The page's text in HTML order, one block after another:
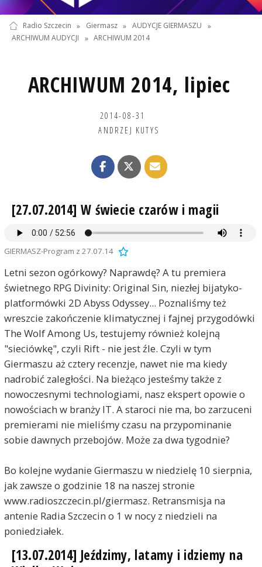
Radio Szczecin » Giermasz » AUDYCJE GIERMASZU
»
ARCHIWUM AUDYCJI
» ARCHIWUM 2014
ARCHIWUM 2014, lipiec
2014-08-31
ANDRZEJ KUTYS
[27.07.2014] W świecie czarów i magii
GIERMASZ-Program z 27.07.14
Letni sezon ogórkowy? Naprawdę? A tu premiera
świetnego RPG Divinity: Original Sin, niezłej bijatyko-
platformówki 2D Abyss Odyssey... Poznaliśmy też
wreszcie zakończenie klimatycznej i fajnej przygodówki
The Wolf Among Us, testujemy również kolejną
"sieciówkę", czyli Rift - nie jest źle. Czyli w tym
Giermaszu aż cztery recenzje, nawet nie ma kiedy
nadrobić zaległości. Na bieżąco jesteśmy także z
nowoczesnymi technologiami, nasz ekspert opowie o
nowościach w branży IT. A staroci nie ma, bo zarzuceni
premierami nie mieliśmy czasu na przypominanie
sobie dawnych przebojów. Może za dwa tygodnie?
Bo kolejne wydanie Giermaszu w niedzielę 10 sierpnia,
jak zawsze o godzinie 18 na naszej stronie
www.radioszczecin.pl/giermasz. Retransmisja na
antenie Radia Szczecin o 1 w nocy z niedzieli na
poniedziałek.
[13.07.2014] Jeździmy, latamy i idziemy na